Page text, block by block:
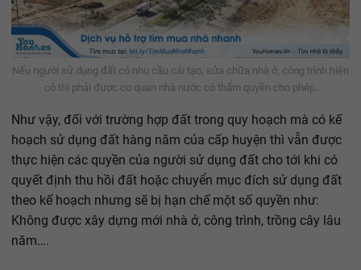
Nếu người sử dụng đất có nhu cầu cải tạo, sửa chữa nhà ở, công trình hiện
có thì phải được cơ quan nhà nước có thẩm quyền cho phép.
Như vậy, đối với trường hợp đất trong quy hoạch mà có kế
hoạch sử dụng đất hàng năm của cấp huyện thì vẫn được
thực hiện các quyền của người sử dụng đất cho tới khi có
quyết định thu hồi đất hoặc chuyển mục đích sử dụng đất
theo kế hoạch nhưng sẽ bị hạn chế một số quyền như:
Không được xây dựng mới nhà ở, công trình, trồng cây lâu
năm….